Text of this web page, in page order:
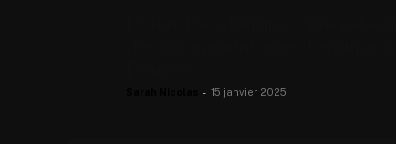
- 15 janvier 2025